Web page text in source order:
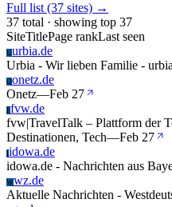
Full list (37 sites) →
37 total · showing top 37
SiteTitlePage rankLast seen
Uurbia.de
Urbia - Wir lieben Familie -
Oonetz.de
Onetz—Feb 27
Ffvw.de
fvw|TravelTalk – Plattform der
Destinationen, Tech—Feb 27
Iidowa.de
idowa.de - Nachrichten aus
Wwz.de
Aktuelle Nachrichten -